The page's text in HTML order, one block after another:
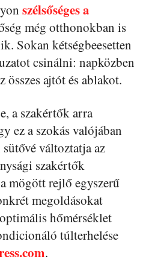
szélsőséges a
még otthonokban is
Sokan kétségbeesetten
csinálni: napközben
ajtót és ablakot.
a szakértők arra
ez a szokás valójában
változtatja az
szakértők
mögött rejlő egyszerű
megoldásokat
hőmérséklet
túlterhelése
.